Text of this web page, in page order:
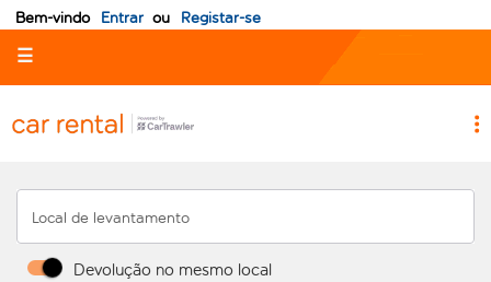
Bem-vindo Entrar ou Registar-se
☰
Local de levantamento
Devolução no mesmo local